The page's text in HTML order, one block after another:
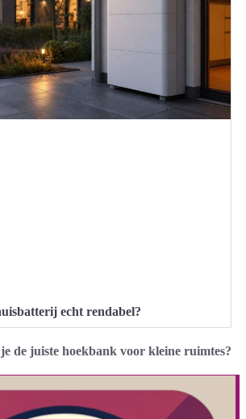
echt rendabel?
de juiste hoekbank voor kleine ruimtes?